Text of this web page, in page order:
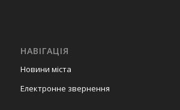
НАВІГАЦІЯ
Новини міста
Електронне звернення